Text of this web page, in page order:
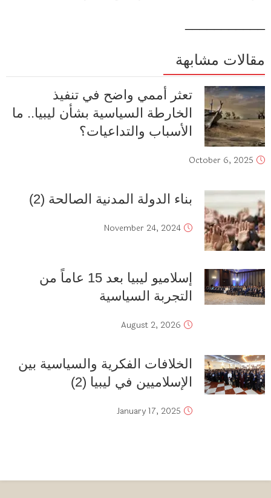
مقالات مشابهة
تعثر أممي واضح في تنفيذ
الخارطة السياسية بشأن ليبيا.. ما
الأسباب والتداعيات؟
October 6, 2025
بناء الدولة المدنية الصالحة (2)
November 24, 2024
إسلاميو ليبيا بعد 15 عاماً من
التجربة السياسية
August 2, 2026
الخلافات الفكرية والسياسية بين
الإسلاميين في ليبيا (2)
January 17, 2025